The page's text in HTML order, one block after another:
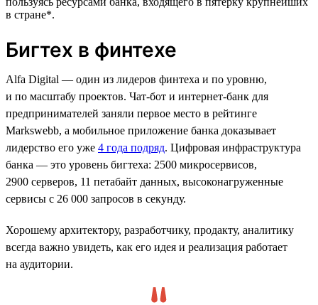
в стране*.
Бигтех в финтехе
Alfa Digital — один из лидеров финтеха и по уровню,
и по масштабу проектов. Чат-бот и интернет-банк для
предпринимателей заняли первое место в рейтинге
Markswebb, а мобильное приложение банка доказывает
лидерство его уже 4 года подряд. Цифровая инфраструктура
банка — это уровень бигтеха: 2500 микросервисов,
2900 серверов, 11 петабайт данных, высоконагруженные
сервисы с 26 000 запросов в секунду.
Хорошему архитектору, разработчику, продакту, аналитику
всегда важно увидеть, как его идея и реализация работает
на аудитории.